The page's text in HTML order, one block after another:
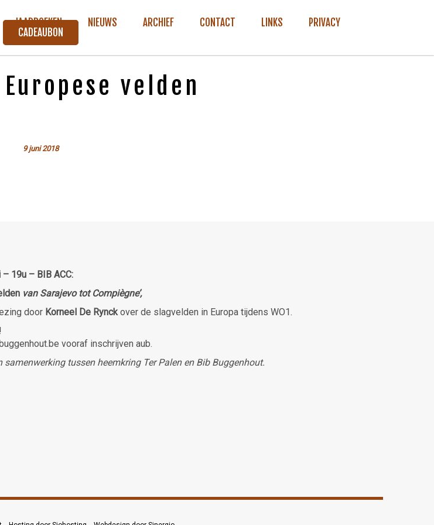
JAARBOEKEN NIEUWS ARCHIEF CONTACT LINKS
PRIVACY
CADEAUBON
velden
9 juni 2018
– 19u – BIB ACC:
van Sarajevo tot Compiègne’,
door Korneel De Rynckover de slagvelden in Europa tijdens WO1.
vooraf inschrijven aub.
samenwerking tussen heemkring Ter Palen en Bib Buggenhout.